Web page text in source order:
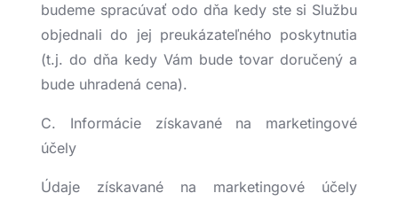
budeme spracúvať odo dňa kedy ste si Službu
objednali do jej preukázateľného poskytnutia
(t.j. do dňa kedy Vám bude tovar doručený a
bude uhradená cena).
C. Informácie získavané na marketingové
účely
Údaje získavané na marketingové účely